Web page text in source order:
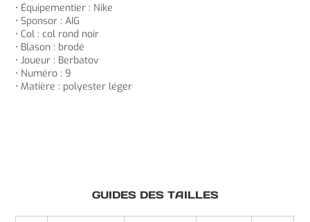
• Équipementier : Nike
• Sponsor : AIG
• Col : col rond noir
• Blason : brodé
• Joueur : Berbatov
• Numéro : 9
• Matière : polyester léger
GUIDES DES TAILLES